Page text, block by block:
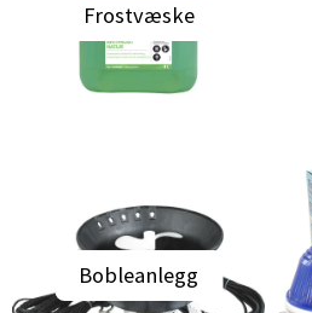
Frostvæske
Bobleanlegg